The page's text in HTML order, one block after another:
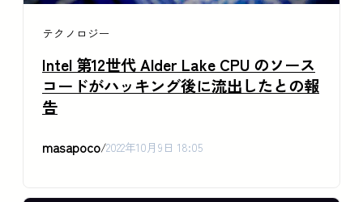
テクノロジー
Intel 第12世代 Alder Lake CPU のソース
コードがハッキング後に流出したとの報
告
masapoco/2022年10月9日 18:05